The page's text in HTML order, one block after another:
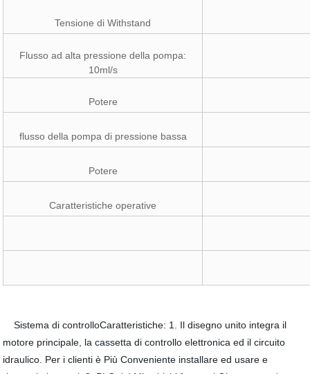
Tensione di Withstand
Flusso ad alta pressione della pompa:
10ml/s
Potere
flusso della pompa di pressione bassa
Potere
Caratteristiche operative
Sistema di controlloCaratteristiche: 1. Il disegno unito integra il
motore principale, la cassetta di controllo elettronica ed il circuito
idraulico. Per i clienti è Più Conveniente installare ed usare e